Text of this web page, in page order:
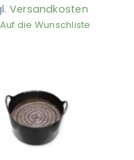
Versandkosten
Auf die Wunschliste